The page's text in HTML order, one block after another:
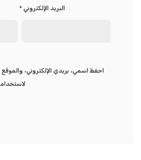
البريد الإلكتروني*
احفظ اسمي، بريدي الإلكتروني،